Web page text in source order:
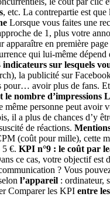
, etc. La contrepartie est
Lorsque vous faites une
de 1, plus votre
en première
qui lui-même
sur lesquels
la publicité sur
avoir plus de fans.
le nombre d’impressions
même personne peut avoir
il a plus de chances d’y
de réactions.
(coût pour mille), cette
5 €. KPI n°9 : le coût par
ce cas, votre objectif est
? Vous
l’appareil : ordinateur,
Comparer les KPI entre